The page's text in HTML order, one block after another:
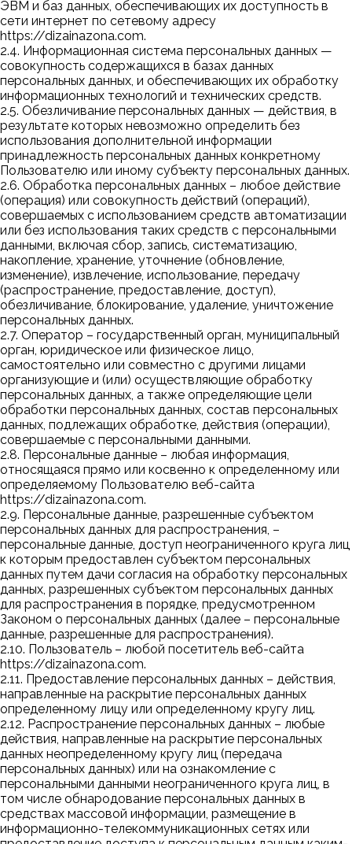
ЭВМ и баз данных, обеспечивающих их доступность в
сети интернет по сетевому адресу
https://dizainazona.com.
2.4. Информационная система персональных данных —
совокупность содержащихся в базах данных
персональных данных, и обеспечивающих их обработку
информационных технологий и технических средств.
2.5. Обезличивание персональных данных — действия, в
результате которых невозможно определить без
использования дополнительной информации
принадлежность персональных данных конкретному
Пользователю или иному субъекту персональных данных.
2.6. Обработка персональных данных – любое действие
(операция) или совокупность действий (операций),
совершаемых с использованием средств автоматизации
или без использования таких средств с персональными
данными, включая сбор, запись, систематизацию,
накопление, хранение, уточнение (обновление,
изменение), извлечение, использование, передачу
(распространение, предоставление, доступ),
обезличивание, блокирование, удаление, уничтожение
персональных данных.
2.7. Оператор – государственный орган, муниципальный
орган, юридическое или физическое лицо,
самостоятельно или совместно с другими лицами
организующие и (или) осуществляющие обработку
персональных данных, а также определяющие цели
обработки персональных данных, состав персональных
данных, подлежащих обработке, действия (операции),
совершаемые с персональными данными.
2.8. Персональные данные – любая информация,
относящаяся прямо или косвенно к определенному или
определяемому Пользователю веб-сайта
https://dizainazona.com.
2.9. Персональные данные, разрешенные субъектом
персональных данных для распространения, –
персональные данные, доступ неограниченного круга лиц
к которым предоставлен субъектом персональных
данных путем дачи согласия на обработку персональных
данных, разрешенных субъектом персональных данных
для распространения в порядке, предусмотренном
Законом о персональных данных (далее – персональные
данные, разрешенные для распространения).
2.10. Пользователь – любой посетитель веб-сайта
https://dizainazona.com.
2.11. Предоставление персональных данных – действия,
направленные на раскрытие персональных данных
определенному лицу или определенному кругу лиц.
2.12. Распространение персональных данных – любые
действия, направленные на раскрытие персональных
данных неопределенному кругу лиц (передача
персональных данных) или на ознакомление с
персональными данными неограниченного круга лиц, в
том числе обнародование персональных данных в
средствах массовой информации, размещение в
информационно-телекоммуникационных сетях или